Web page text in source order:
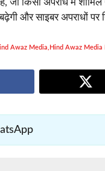
बढ़ेगी और साइबर अपराधों
Awaz Media Hind Awaz